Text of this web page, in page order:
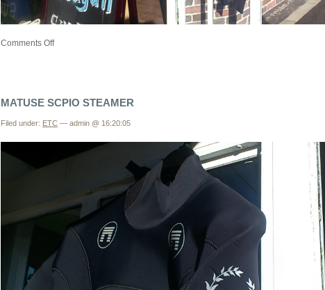
Comments Off
MATUSE SCPIO STEAMER
Filed under: ETC — admin @ 16:20:05